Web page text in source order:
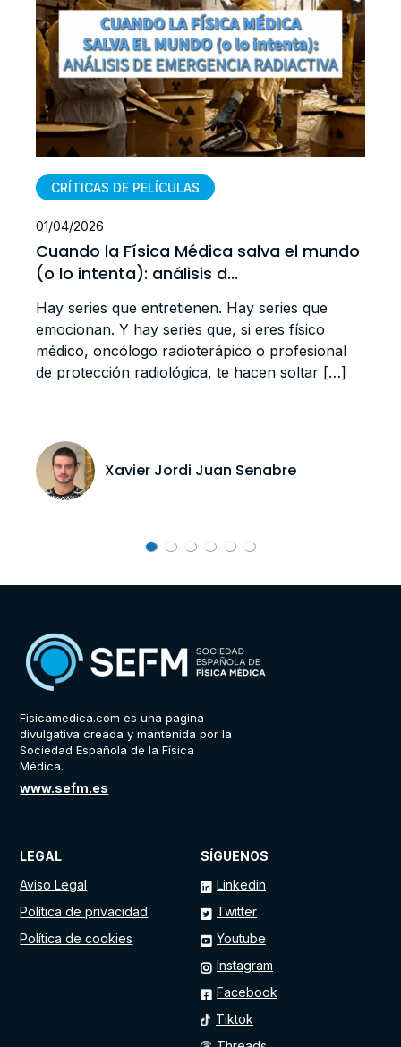
CRÍTICAS DE PELÍCULAS
01/04/2026
Cuando la Física Médica salva el mundo
(o lo intenta): análisis d...
Hay series que entretienen. Hay series que
emocionan. Y hay series que, si eres físico
médico, oncólogo radioterápico o profesional
de protección radiológica, te hacen soltar […]
Xavier Jordi Juan Senabre
Fisicamedica.com es una pagina
divulgativa creada y mantenida por la
Sociedad Española de la Física
Médica.
www.sefm.es
SÍGUENOS
Linkedin
Twitter
Youtube
Instagram
Facebook
Tiktok
LEGAL
Aviso Legal
Política de privacidad
Política de cookies